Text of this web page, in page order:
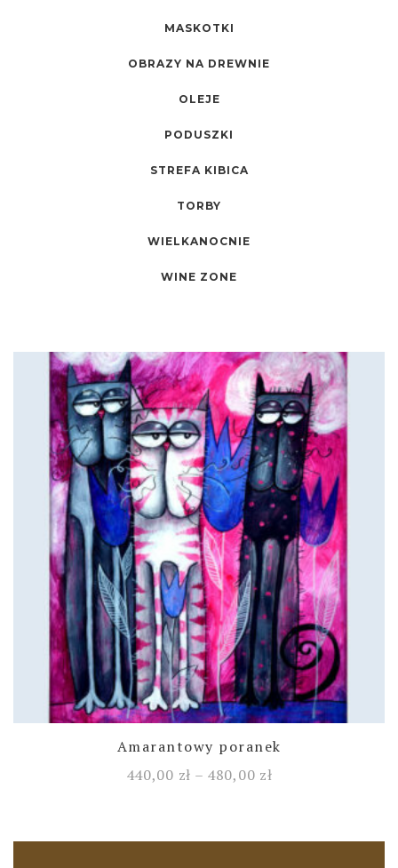
MASKOTKI
OBRAZY NA DREWNIE
OLEJE
PODUSZKI
STREFA KIBICA
TORBY
WIELKANOCNIE
WINE ZONE
Amarantowy poranek
440,00 zł – 480,00 zł